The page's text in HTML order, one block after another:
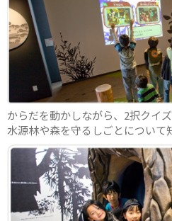
からだを動かしながら、2択クイ
水源林や森を守るしごとについて